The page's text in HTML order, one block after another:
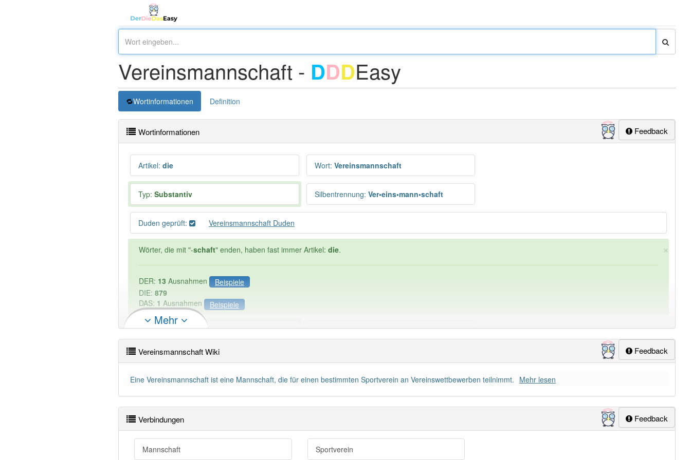
Vereinsmannschaft - DDDEasy
Wortinformationen Definition
Feedback
Wortinformationen
Artikel: die Wort: Vereinsmannschaft
Typ: Substantiv Silbentrennung: Ver•eins•mann•schaft
Duden geprüft: Vereinsmannschaft Duden
×
Wörter, die mit "-schaft" enden, haben fast immer Artikel: die.
DER: 13 Ausnahmen
Beispiele
DIE: 879
DAS: 1 Ausnahmen Beispiele
PowerIndex:3 Häufigkeit: 4 von 10
aber mit einem anderen Artikel
96% unserer Spielapp-Nutzer haben den Artikel korrekt erraten.
Mehr
Feedback
Vereinsmannschaft Wiki
Eine Vereinsmannschaft ist eine Mannschaft, die für einen bestimmten Sportverein an Vereinswettbewerben teilnimmt. Mehr lesen
Feedback
Verbindungen
Mannschaft Sportverein